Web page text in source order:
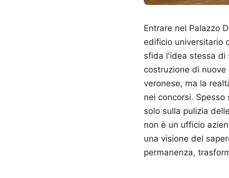
Entrare nel Palazzo
edificio universitario
sfida l'idea stessa di
costruzione di
veronese, ma la
nei concorsi.
solo sulla pulizia
non è un ufficio
una visione del
permanenza,